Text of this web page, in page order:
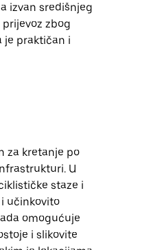
izvan središnjeg
zbog
je praktičan i
za kretanje po
U
staze i
učinkovito
omogućuje
i slikovite